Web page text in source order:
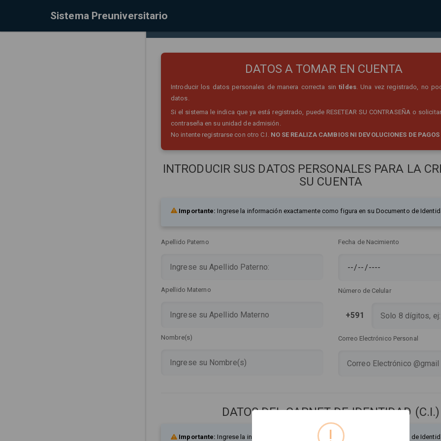
Sistema Preuniversitario
DATOS A TOMAR EN CUENTA
Introducir los datos personales de manera correcta sintildes. Una vez registrado, no
datos.
Si el sistema le indica que ya está registrado, puede RESETEAR SU CONTRASEÑA o
contraseña en su unidad de admisión.
No intente registrarse con otro C.I. NO SE REALIZA CAMBIOS NI DEVOLUCIONES DE
INTRODUCIR SUS DATOS PERSONALES PARA LA
SU CUENTA
Importante: Ingrese la información exactamente como figura en su Documento de
Apellido Paterno
Apellido Materno
Nombre(s)
Fecha de Nacimiento
Número de Celular
+591
Correo Electrónico Personal
DATOS DEL CARNET DE IDENTIDAD (C.I.)
Importante: Ingrese la información exactamente como figura en su Documento de
!